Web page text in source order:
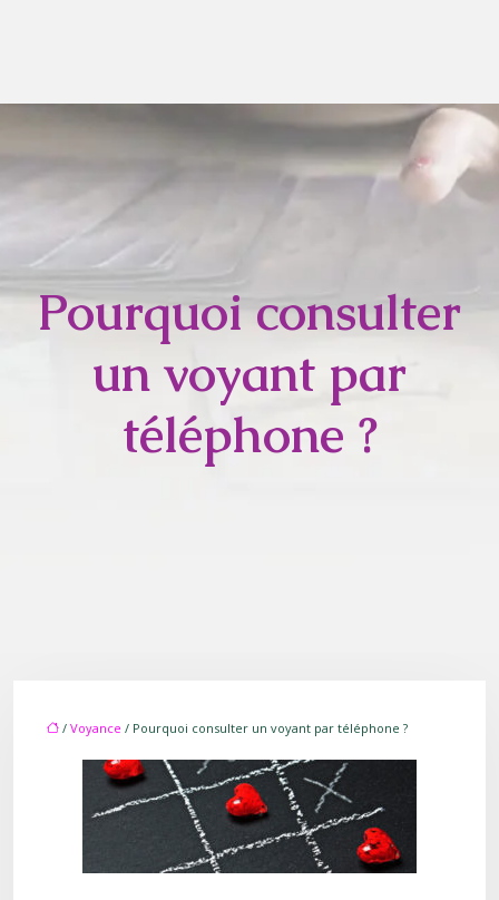
Pourquoi consulter
un voyant par
téléphone ?
/ Voyance / Pourquoi consulter un voyant par téléphone ?